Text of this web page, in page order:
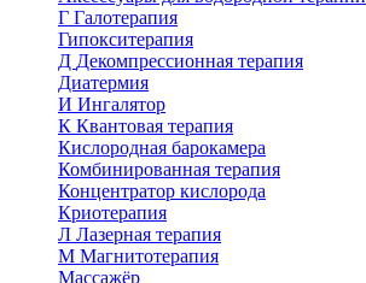
Г Галотерапия
Гипокситерапия
Д Декомпрессионная терапия
Диатермия
И Ингалятор
К Квантовая терапия
Кислородная барокамера
Комбинированная терапия
Концентратор кислорода
Криотерапия
Л Лазерная терапия
М Магнитотерапия
Массажёр